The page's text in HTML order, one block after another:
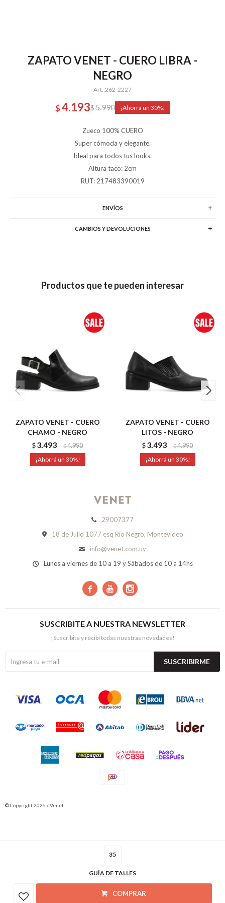
ZAPATO VENET - CUERO LIBRA -
NEGRO
262-2227
$4.193$5.990 30
Zueco 100% CUERO
Super cómoda y elegante.
Ideal para todos tus looks.
Altura taco: 2cm
RUT: 217483390019
35
GUÍA DE TALLES
COMPRAR
ENVÍOS
CAMBIOS Y DEVOLUCIONES
Productos que te pueden interesar
ZAPATO VENET - CUERO
CHAMO - NEGRO
$3.493 $4.990
30
ZAPATO VENET - CUERO
LITOS - NEGRO
$3.493 $4.990
30
29007377
18 de Julio 1077 esq Río Negro, Montevideo
info@venet.com.uy
Lunes a viernes de 10 a 19 y Sábados de 10 a 14hs
  
SUSCRIBITE A NUESTRA NEWSLETTER
¡Suscribite y recibí todas nuestras novedades!
SUSCRIBIRME
© Copyright 2026 / Venet